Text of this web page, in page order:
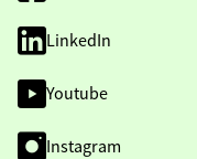
LinkedIn
Youtube
Instagram